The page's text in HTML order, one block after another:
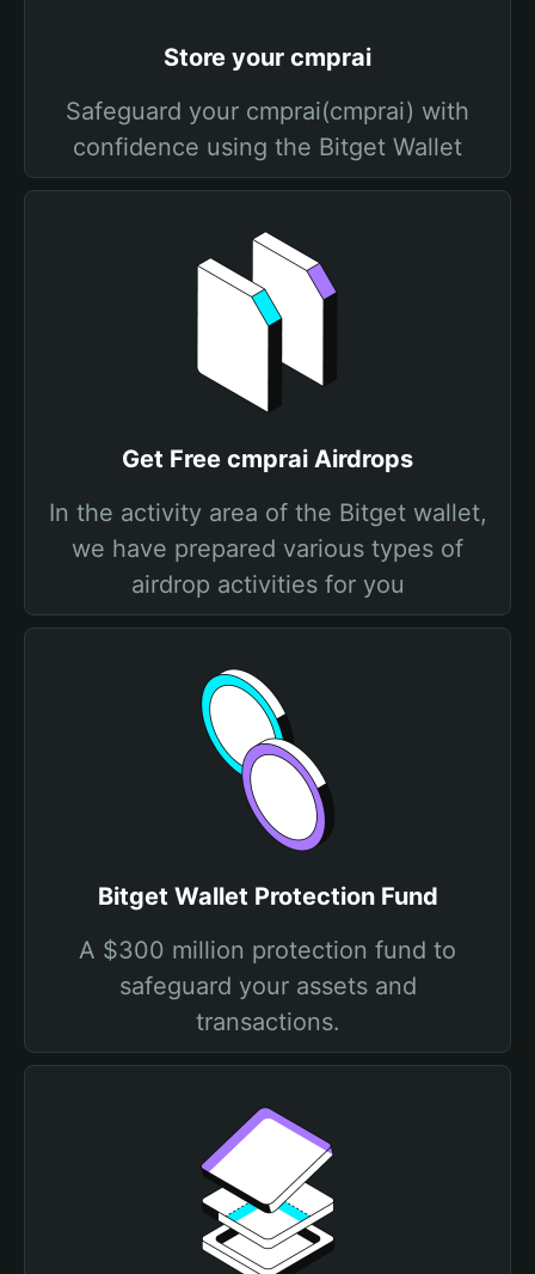
Store your cmprai
Safeguard your cmprai(cmprai) with
confidence using the Bitget Wallet
Get Free cmprai Airdrops
In the activity area of the Bitget wallet,
we have prepared various types of
airdrop activities for you
Bitget Wallet Protection Fund
A $300 million protection fund to
safeguard your assets and
transactions.